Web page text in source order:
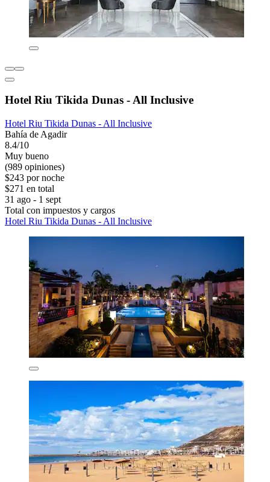
Hotel Riu Tikida Dunas - All Inclusive
Hotel Riu Tikida Dunas - All Inclusive
Bahía de Agadir
8.4/10
Muy bueno
(989 opiniones)
$243 por noche
$271 en total
31 ago - 1 sept
Total con impuestos y cargos
Hotel Riu Tikida Dunas - All Inclusive